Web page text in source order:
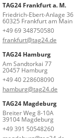
TAG24 Frankfurt a. M.
Friedrich-Ebert-Anlage 36
60325 Frankfurt am Main
+49 69 348750580
frankfurt@tag24.de
TAG24 Hamburg
Am Sandtorkai 77
20457 Hamburg
+49 40 228608090
hamburg@tag24.de
TAG24 Magdeburg
Breiter Weg 8-10A
39104 Magdeburg
+49 391 50548260